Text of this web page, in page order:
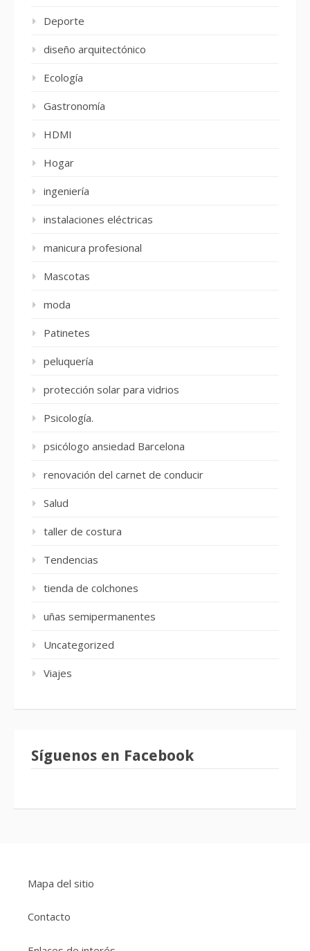
Deporte
diseño arquitectónico
Ecología
Gastronomía
HDMI
Hogar
ingeniería
instalaciones eléctricas
manicura profesional
Mascotas
moda
Patinetes
peluquería
protección solar para vidrios
Psicología.
psicólogo ansiedad Barcelona
renovación del carnet de conducir
Salud
taller de costura
Tendencias
tienda de colchones
uñas semipermanentes
Uncategorized
Viajes
Síguenos en Facebook
Mapa del sitio
Contacto